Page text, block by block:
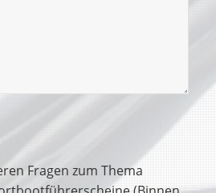
Fragen zum Thema